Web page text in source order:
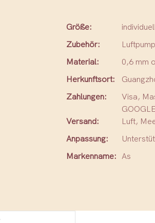
Größe:
Zubehör:
Material:
0,6 mm
Herkunftsort:
Zahlungen:
Visa,
Versand:
Luft,
Anpassung:
Markenname:
As